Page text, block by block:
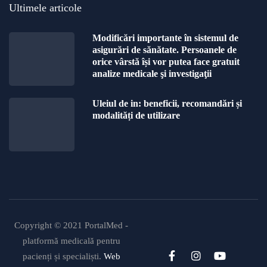
Ultimele articole
Modificări importante în sistemul de
asigurări de sănătate. Persoanele de
orice vârstă își vor putea face gratuit
analize medicale şi investigaţii
Uleiul de in: beneficii, recomandări și
modalități de utilizare
Copyright © 2021 PortalMed -
platformă medicală pentru
pacienți și specialiști. Web